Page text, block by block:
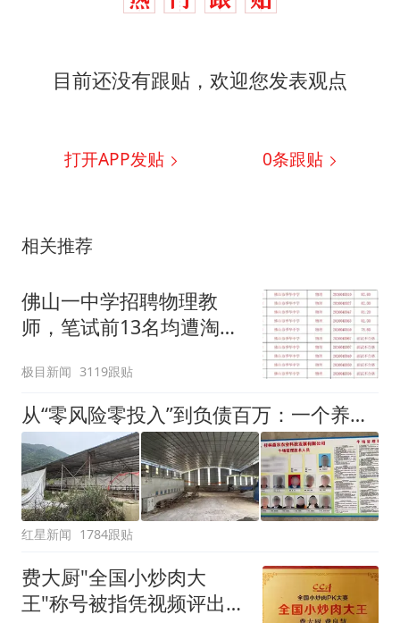
目前还没有跟贴，欢迎您发表观点
打开APP发贴 0条跟贴
相关推荐
佛山一中学招聘物理教
师，笔试前13名均遭淘
聘，成立调查组全面核查
极目新闻 3119跟贴
从“零风险零投入”到负债百万：一个养牛项目崩盘后，谁该为农户的贷款买单丨红星调查
红星新闻 1784跟贴
费大厨"全国小炒肉大
王"称号被指凭视频评出